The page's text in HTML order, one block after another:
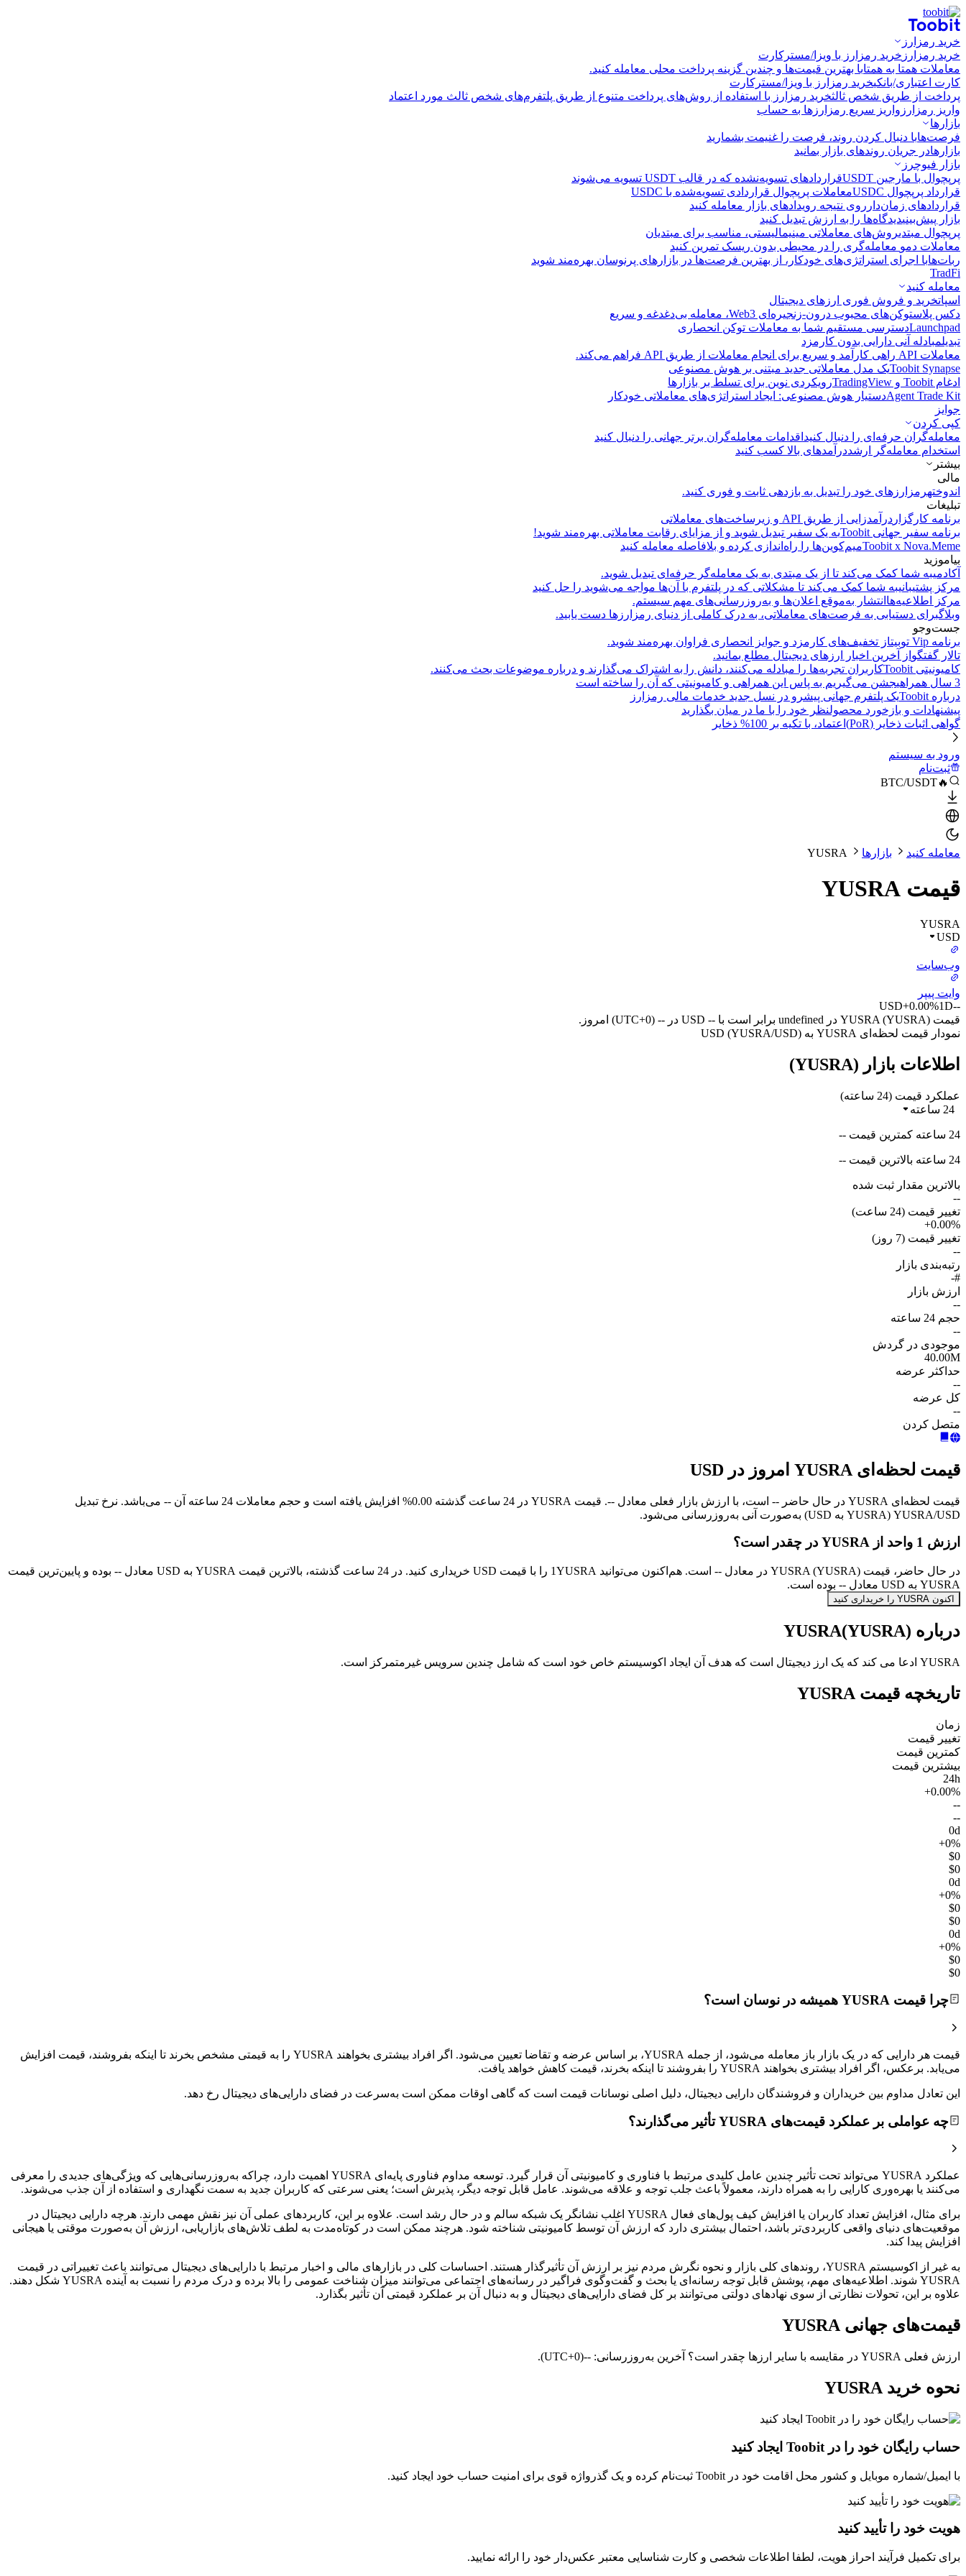
خرید رمزارز
خرید رمزارز خرید رمزارز با ویزا/مسترکارت
معاملات همتا به همتابا بهترین قیمت‌ها و چندین گزینه پرداخت محلی معامله کنید.
کارت اعتباری/بانکیخرید رمزارز با ویزا/مسترکارت
پرداخت از طریق شخص ثالثخرید رمزارز با استفاده از روش‌های پرداخت متنوع از طریق پلتفرم‌های شخص ثالث مورد اعتماد
واریز رمزارز واریز سریع رمزارزها به حساب
بازارها
فرصت‌هابا دنبال کردن روند، فرصت را غنیمت بشمارید
بازارهادر جریان روندهای بازار بمانید
بازار فیوچرز
پرپچوال با مارجین USDT
قراردادهای تسویه‌نشده که در قالب USDT تسویه می‌شوند
قرارداد پرپچوال USDC
معاملات پرپچوال قراردادی تسویه‌شده با USDC
قراردادهای زمان‌دار روی نتیجه رویدادهای بازار معامله کنید
بازار پیش‌بینیدیدگاه‌ها را به ارزش تبدیل کنید
پرپچوال مبتدیروش‌های معاملاتی مینیمالیستی، مناسب برای مبتدیان
معاملات دمو معامله‌گری را در محیطی بدون ریسک تمرین کنید
ربات‌هابا اجرای استراتژی‌های خودکار، از بهترین فرصت‌ها در بازارهای پرنوسان بهره‌مند شوید
TradFi
معامله کنید
اسپاتخرید و فروش فوری ارزهای دیجیتال
دکس پلاستوکن‌های محبوب درون-زنجیره‌ای Web3، معامله بی‌دغدغه و سریع
Launchpadدسترسی مستقیم شما به معاملات توکن انحصاری
تبدیلمبادله آنی دارایی بدون کارمزد
معاملات API
راهی کارآمد و سریع برای انجام معاملات از طریق API فراهم می‌کند.
Toobit Synapseیک مدل معاملاتی جدید مبتنی بر هوش مصنوعی
ادغام Toobit و TradingView
رویکردی نوین برای تسلط بر بازارها
Agent Trade Kitدستیار هوش مصنوعی: ایجاد استراتژی‌های معاملاتی خودکار
جوایز
کپی‌ کردن
معامله‌گران حرفه‌ای را دنبال کنید اقدامات معامله‌گران برتر جهانی را دنبال کنید
استخدام معامله‌گر ارشددرآمد‌های بالا کسب کنید
بیشتر
مالی
اندوختهرمزارزهای خود را تبدیل به بازدهی ثابت و فوری کنید.
تبلیغات
برنامه کارگزار درآمدزایی از طریق API و زیرساخت‌های معاملاتی
برنامه سفیر جهانی Toobit
به یک سفیر تبدیل شوید و از مزایای رقابت معاملاتی بهره‌مند شوید!
Toobit x Nova.Memeمیم‌کوین‌ها را راه‌اندازی کرده و بلافاصله معامله کنید
بیاموزید
آکادمیبه شما کمک می‌کند تا از یک مبتدی به یک معامله‌گر حرفه‌ای تبدیل شوید.
مرکز پشتیبانیبه شما کمک می‌کند تا مشکلاتی که در پلتفرم با آن‌ها مواجه می‌شوید را حل کنید
مرکز اطلاعیه‌ها انتشار به‌موقع اعلان‌ها و به‌روزرسانی‌های مهم سیستم.
وبلاگبرای دستیابی به فرصت‌های معاملاتی، به درک کاملی از دنیای رمزارزها دست یابید.
جست‌وجو
برنامه Vip توبیت
از تخفیف‌های کارمزد و جوایز انحصاری فراوان بهره‌مند شوید.
تالار گفتگو از آخرین اخبار ارزهای دیجیتال مطلع بمانید.
کامیونیتی Toobit
کاربران تجربه‌ها را مبادله می‌کنند، دانش را به اشتراک می‌گذارند و درباره موضوعات بحث می‌کنند.
3 سال همراهی
جشن می‌گیریم به پاس این همراهی و کامیونیتی که آن را ساخته است
درباره Toobit
یک پلتفرم جهانی پیشرو در نسل جدید خدمات مالی رمزارز
پیشنهادات و بازخورد محصولنظر خود را با ما در میان بگذارید
گواهی اثبات ذخایر (PoR)
اعتماد، با تکیه بر 100% ذخایر
ورود به سیستم
ثبت‌نام
🔥BTC/USDT
معامله کنید بازارها YUSRA
قیمت YUSRA
YUSRA
USD
وب‌سایت
وایت پیپر
--
USD+0.00%1D
قیمت YUSRA (YUSRA) در undefined برابر است با -- USD در -- (UTC+0) امروز.
نمودار قیمت لحظه‌ای YUSRA به USD (YUSRA/USD)
اطلاعات بازار (YUSRA)
عملکرد قیمت (24 ساعته)
24 ساعته
24 ساعته کمترین قیمت --
24 ساعته بالاترین قیمت --
بالاترین مقدار ثبت شده
--
تغییر قیمت (24 ساعت)
+0.00%
تغییر قیمت (7 روز)
--
رتبه‌بندی بازار
#-
ارزش بازار
--
حجم 24 ساعته
--
موجودی در گردش
40.00M
حداکثر عرضه
--
کل عرضه
--
متصل کردن
قیمت لحظه‌ای YUSRA امروز در USD
قیمت لحظه‌ای YUSRA در حال حاضر -- است، با ارزش بازار فعلی معادل --. قیمت YUSRA در 24 ساعت گذشته 0.00% افزایش یافته است و حجم معاملات 24 ساعته آن -- می‌باشد. نرخ تبدیل
YUSRA/USD (YUSRA به USD) به‌صورت آنی به‌روزرسانی می‌شود.
ارزش 1 واحد از YUSRA در چقدر است؟
در حال حاضر، قیمت YUSRA (YUSRA) در معادل -- است. هم‌اکنون می‌توانید 1YUSRA را با قیمت USD خریداری کنید. در 24 ساعت گذشته، بالاترین قیمت YUSRA به USD معادل -- بوده و پایین‌ترین قیمت
YUSRA به USD معادل -- بوده است.
اکنون YUSRA را خریداری کنید
درباره YUSRA(YUSRA)
YUSRA ادعا می کند که یک ارز دیجیتال است که هدف آن ایجاد اکوسیستم خاص خود است که شامل چندین سرویس غیرمتمرکز است.
تاریخچه قیمت YUSRA
زمان
تغییر قیمت
کمترین قیمت
بیشترین قیمت
24h
+0.00%
--
--
0d
+0%
$0
$0
0d
+0%
$0
$0
0d
+0%
$0
$0
چرا قیمت YUSRA همیشه در نوسان است؟
قیمت هر دارایی که در یک بازار باز معامله می‌شود، از جمله YUSRA، بر اساس عرضه و تقاضا تعیین می‌شود. اگر افراد بیشتری بخواهند YUSRA را به قیمتی مشخص بخرند تا اینکه بفروشند، قیمت افزایش
می‌یابد. برعکس، اگر افراد بیشتری بخواهند YUSRA را بفروشند تا اینکه بخرند، قیمت کاهش خواهد یافت.
این تعادل مداوم بین خریداران و فروشندگان دارایی دیجیتال، دلیل اصلی نوسانات قیمت است که گاهی اوقات ممکن است به‌سرعت در فضای دارایی‌های دیجیتال رخ دهد.
چه عواملی بر عملکرد قیمت‌های YUSRA تأثیر می‌گذارند؟
عملکرد YUSRA می‌تواند تحت تأثیر چندین عامل کلیدی مرتبط با فناوری و کامیونیتی آن قرار گیرد. توسعه مداوم فناوری پایه‌ای YUSRA اهمیت دارد، چراکه به‌روزرسانی‌هایی که ویژگی‌های جدیدی را معرفی
می‌کنند یا بهره‌وری کارایی را به همراه دارند، معمولاً باعث جلب توجه و علاقه‌ می‌شوند. عامل قابل توجه دیگر، پذیرش است؛ یعنی سرعتی که کاربران جدید به سمت نگهداری و استفاده از آن جذب می‌شوند.
برای مثال، افزایش تعداد کاربران یا افزایش کیف پول‌های فعال YUSRA اغلب نشانگر یک شبکه سالم و در حال رشد است. علاوه بر این، کاربردهای عملی آن نیز نقش مهمی دارند. هرچه دارایی دیجیتال در
موقعیت‌های دنیای واقعی کاربردی‌تر باشد، احتمال بیشتری دارد که ارزش آن توسط کامیونیتی شناخته شود. هرچند ممکن است در کوتاه‌مدت به لطف تلاش‌های بازاریابی، ارزش آن به‌صورت موقتی یا هیجانی
افزایش پیدا کند.
به غیر از اکوسیستم YUSRA، روندهای کلی بازار و نحوه نگرش مردم نیز بر ارزش آن تأثیرگذار هستند. احساسات کلی در بازارهای مالی و اخبار مرتبط با دارایی‌های دیجیتال می‌توانند باعث تغییراتی در قیمت
YUSRA شوند. اطلاعیه‌های مهم، پوشش قابل توجه رسانه‌ای یا بحث و گفت‌وگوی فراگیر در رسانه‌های اجتماعی می‌توانند میزان شناخت عمومی را بالا برده و درک مردم را نسبت به آینده YUSRA شکل دهند.
علاوه بر این، تحولات نظارتی از سوی نهادهای دولتی می‌توانند بر کل فضای دارایی‌های دیجیتال و به‌ دنبال آن بر عملکرد قیمتی آن تأثیر بگذارد.
قیمت‌های جهانی YUSRA
ارزش فعلی YUSRA در مقایسه با سایر ارزها چقدر است؟ آخرین به‌روزرسانی: --(UTC+0).
نحوه خرید YUSRA
حساب رایگان خود را در Toobit ایجاد کنید
با ایمیل/شماره موبایل و کشور محل اقامت خود در Toobit ثبت‌نام کرده و یک گذرواژه قوی برای امنیت حساب خود ایجاد کنید.
هویت خود را تأیید کنید
برای تکمیل فرآیند احراز هویت، لطفا اطلاعات شخصی و کارت شناسایی معتبر عکس‌دار خود را ارائه نمایید.